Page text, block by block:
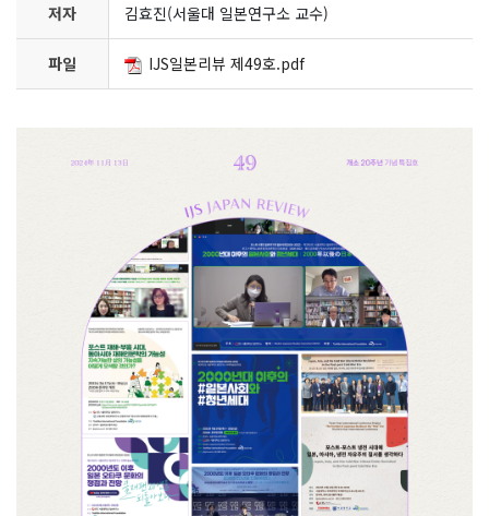
저자 김효진(서울대 일본연구소 교수)
파일 IJS일본리뷰 제49호.pdf